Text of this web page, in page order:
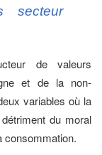
secteur
de valeurs
et de la non-
variables où la
du moral
consommation.